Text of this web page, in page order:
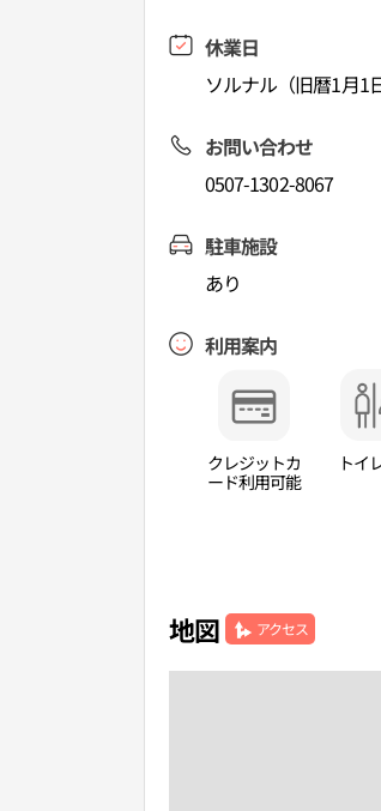
休業日
ソルナル（旧暦1月1
お問い合わせ
0507-1302-8067
駐車施設
あり
利用案内
クレジットカ
ード利用可能
トイ
地図 アクセス